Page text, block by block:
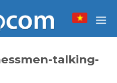
talking-